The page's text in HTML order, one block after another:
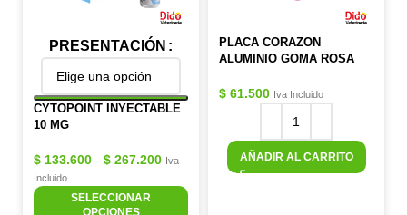
PRESENTACIÓN
CYTOPOINT INYECTABLE
10 MG
$ 133.600 - $ 267.200 Iva
Incluido
SELECCIONAR
OPCIONES
PLACA CORAZON
ALUMINIO GOMA ROSA
$ 61.500 Iva Incluido
AÑADIR AL CARRITO